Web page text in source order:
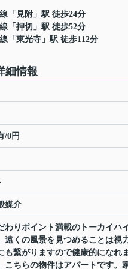
「 見附 」駅 徒歩24分
「 押切 」駅 徒歩52分
「 東光寺 」駅 徒歩112分
細情報
/0円
媒介
わりポイント満載のトーカイハ
遠くの風景を見つめることは視
も繋がりますので健康的になれ
こちらの物件はアパートです。